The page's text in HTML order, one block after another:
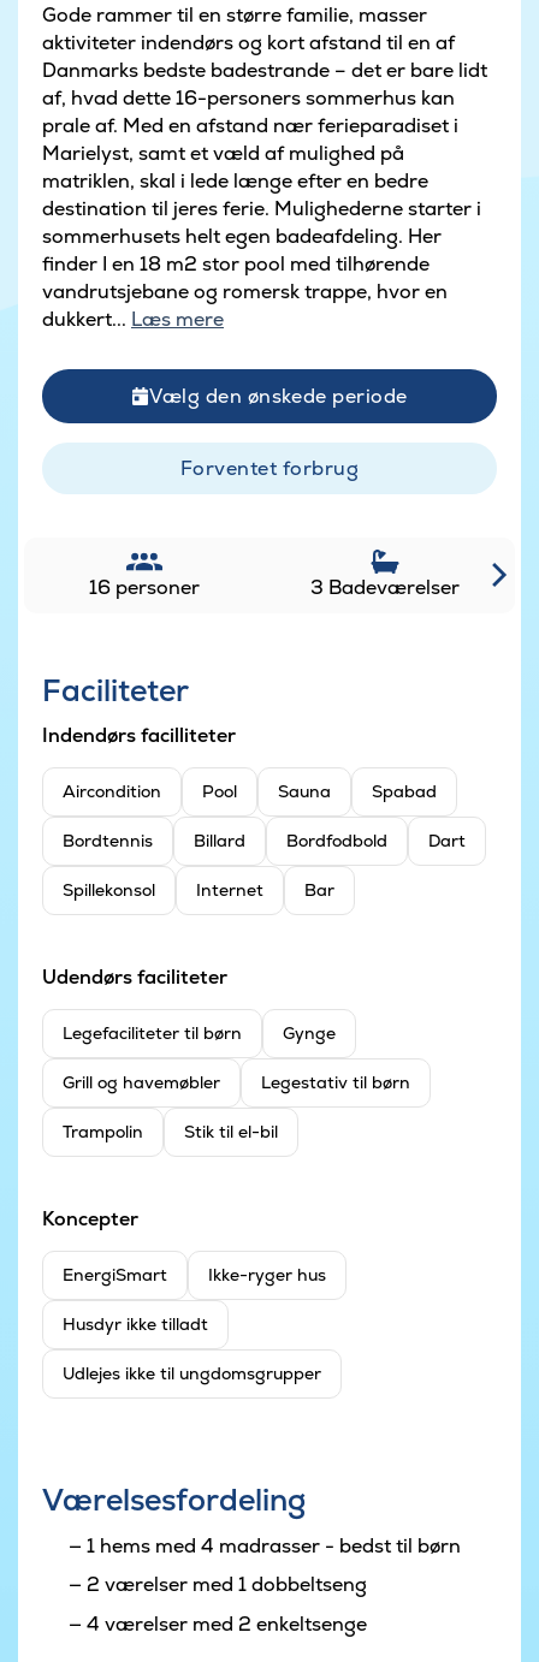
Gode rammer til en større familie, masser
aktiviteter indendørs og kort afstand til en af
Danmarks bedste badestrande – det er bare lidt
af, hvad dette 16-personers sommerhus kan
prale af. Med en afstand nær ferieparadiset i
Marielyst, samt et væld af mulighed på
matriklen, skal i lede længe efter en bedre
destination til jeres ferie. Mulighederne starter i
sommerhusets helt egen badeafdeling. Her
finder I en 18 m2 stor pool med tilhørende
vandrutsjebane og romersk trappe, hvor en
dukkert... Læs mere
Vælg den ønskede periode
Forventet forbrug
16 personer 3 Badeværelser
Faciliteter
Indendørs facilliteter
Aircondition Pool Sauna Spabad
Bordtennis Billard Bordfodbold Dart
Spillekonsol Internet Bar
Udendørs faciliteter
Legefaciliteter til børn Gynge
Grill og havemøbler Legestativ til børn
Trampolin Stik til el-bil
Koncepter
EnergiSmart Ikke-ryger hus
Husdyr ikke tilladt
Udlejes ikke til ungdomsgrupper
Værelsesfordeling
1 hems med 4 madrasser - bedst til børn
2 værelser med 1 dobbeltseng
4 værelser med 2 enkeltsenge